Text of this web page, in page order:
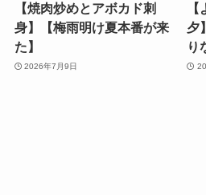
【焼肉炒めとアボカド刺
身】【梅雨明け夏本番が来
た】
2026年7月9日
夕
り